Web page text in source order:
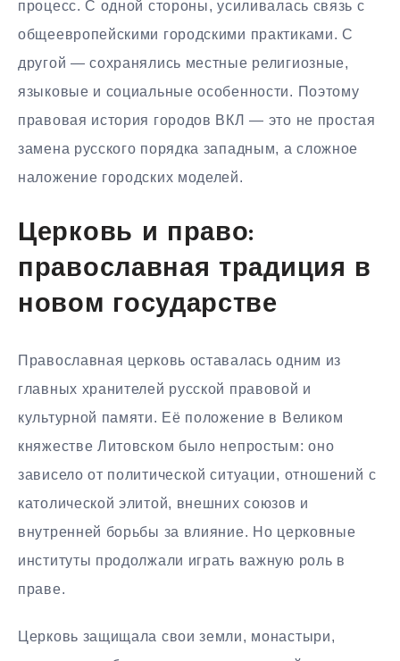
процесс. С одной стороны, усиливалась связь с
общеевропейскими городскими практиками. С
другой — сохранялись местные религиозные,
языковые и социальные особенности. Поэтому
правовая история городов ВКЛ — это не простая
замена русского порядка западным, а сложное
наложение городских моделей.
Церковь и право:
православная традиция в
новом государстве
Православная церковь оставалась одним из
главных хранителей русской правовой и
культурной памяти. Её положение в Великом
княжестве Литовском было непростым: оно
зависело от политической ситуации, отношений с
католической элитой, внешних союзов и
внутренней борьбы за влияние. Но церковные
институты продолжали играть важную роль в
праве.
Церковь защищала свои земли, монастыри,